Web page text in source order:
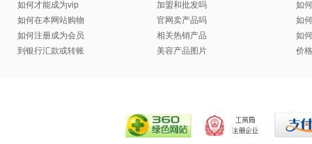
如何才能成为vip
如何在本网站购物
如何注册成为会员
到银行汇款或转账
加盟和批发吗
官网卖产品吗
相关热销产品
美容产品图片
如
如
如
价